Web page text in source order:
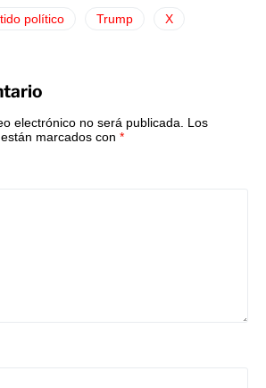
político Trump X
electrónico no será publicada.
Los
marcados con *